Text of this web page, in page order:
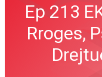
Ep 213
Rroges,